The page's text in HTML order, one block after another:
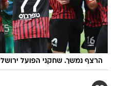
הרצף נמשך. שחקני הפועל